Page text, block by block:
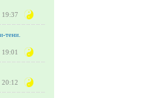
19:37
тени.
19:01
20:12